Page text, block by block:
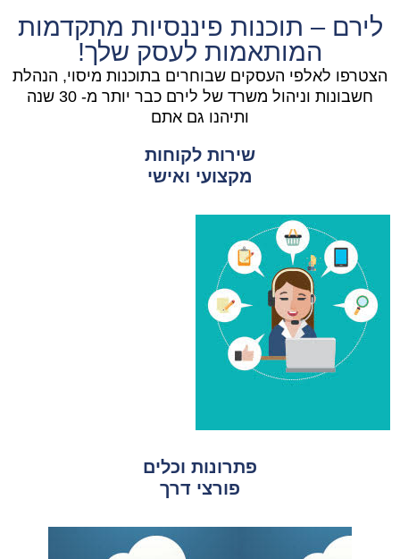
לירם – תוכנות פיננסיות מתקדמות
המותאמות לעסק שלך!
הצטרפו לאלפי העסקים שבוחרים בתוכנות מיסוי, הנהלת
חשבונות וניהול משרד של לירם כבר יותר מ- 30 שנה
ותיהנו גם אתם
שירות לקוחות
מקצועי ואישי
פתרונות וכלים
פורצי דרך